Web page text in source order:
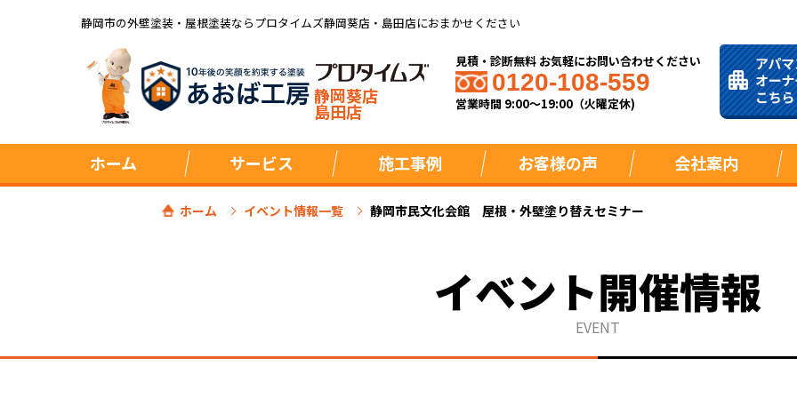
静岡市の外壁塗装・屋根塗装ならプロタイムズ静岡葵店・島田店におまかせください
静岡葵店
島田店
見積・診断無料 お気軽にお問い合わせください
0120-108-559
営業時間 9:00～19:00（火曜定休)
ホーム サービス 施工事例 お客様の声 会社案内
ホーム イベント情報一覧 静岡市民文化会館 屋根・外壁塗り替えセミナー
イベント開催情報
EVENT